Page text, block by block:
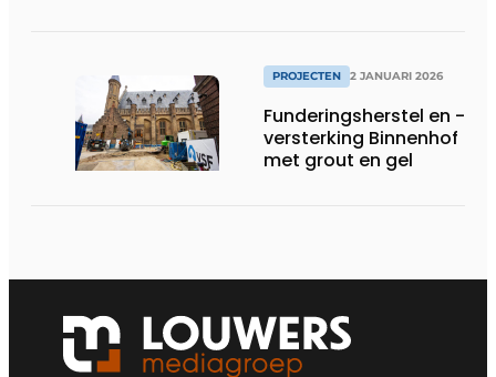
PROJECTEN 2 JANUARI 2026
Funderingsherstel en -
versterking Binnenhof
met grout en gel